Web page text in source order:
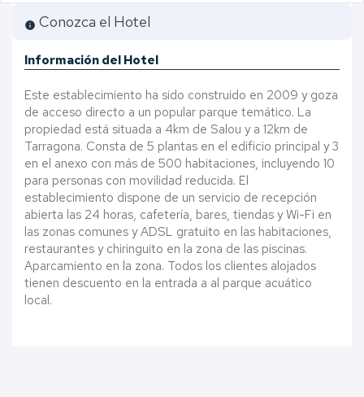
info Conozca el Hotel
Información del Hotel
Este establecimiento ha sido construido en 2009 y goza
de acceso directo a un popular parque temático. La
propiedad está situada a 4km de Salou y a 12km de
Tarragona. Consta de 5 plantas en el edificio principal y 3
en el anexo con más de 500 habitaciones, incluyendo 10
para personas con movilidad reducida. El
establecimiento dispone de un servicio de recepción
abierta las 24 horas, cafetería, bares, tiendas y Wi-Fi en
las zonas comunes y ADSL gratuito en las habitaciones,
restaurantes y chiringuito en la zona de las piscinas.
Aparcamiento en la zona. Todos los clientes alojados
tienen descuento en la entrada a al parque acuático
local.